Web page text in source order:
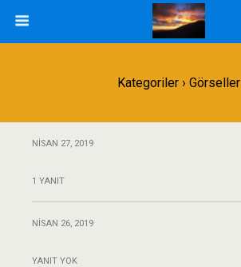
Kategoriler › Görseller
NISAN 27, 2019
1 YANIT
NISAN 26, 2019
YANIT YOK